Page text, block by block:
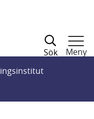
Sök
Meny